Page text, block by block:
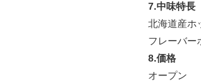
7.中味特長
北海道産ホ
フレーバー
8.価格
オープン